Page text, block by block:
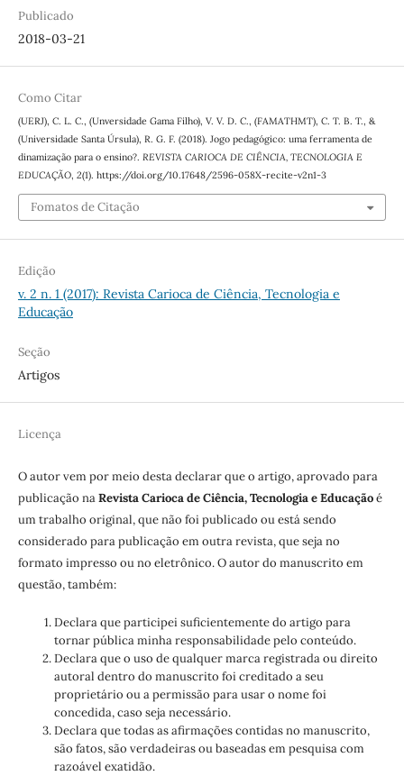
Publicado
2018-03-21
Como Citar
(UERJ), C. L. C., (Unversidade Gama Filho), V. V. D. C., (FAMATHMT), C. T. B. T., &
(Universidade Santa Úrsula), R. G. F. (2018). Jogo pedagógico: uma ferramenta de
dinamização para o ensino?. REVISTA CARIOCA DE CIÊNCIA, TECNOLOGIA E
EDUCAÇÃO, 2(1). https://doi.org/10.17648/2596-058X-recite-v2n1-3
Fomatos de Citação
Edição
v. 2 n. 1 (2017): Revista Carioca de Ciência, Tecnologia e
Educação
Seção
Artigos
Licença
O autor vem por meio desta declarar que o artigo, aprovado para
publicação naRevista Carioca de Ciência, Tecnologia e Educaçãoé
um trabalho original, que não foi publicado ou está sendo
considerado para publicação em outra revista, que seja no
formato impresso ou no eletrônico. O autor do manuscrito em
questão, também:
Declara que participei suficientemente do artigo para
tornar pública minha responsabilidade pelo conteúdo.
Declara que o uso de qualquer marca registrada ou direito
autoral dentro do manuscrito foi creditado a seu
proprietário ou a permissão para usar o nome foi
concedida, caso seja necessário.
Declara que todas as afirmações contidas no manuscrito,
são fatos, são verdadeiras ou baseadas em pesquisa com
razoável exatidão.